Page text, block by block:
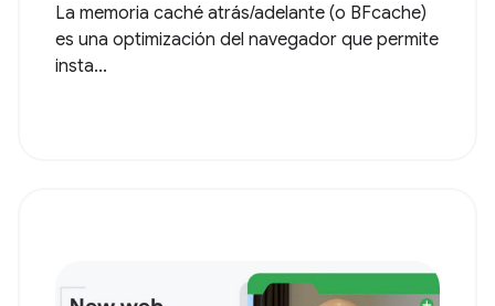
La memoria caché atrás/adelante (o BFcache)
es una optimización del navegador que permite
insta...